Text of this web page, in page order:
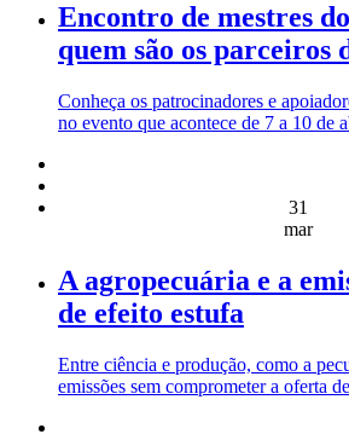
Encontro de mestres
quem são os parceiros
Conheça os patrocinadores e
no evento que acontece de 7 a 10 de
31
mar
A agropecuária e a
de efeito estufa
Entre ciência e produção, como a
emissões sem comprometer a oferta